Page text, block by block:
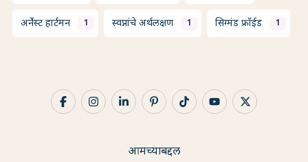
अर्नेस्ट हार्टमन 1 स्वप्नांचे अर्थलक्षण 1 सिग्मंड फ्रॉईड 1
आमच्याबद्दल